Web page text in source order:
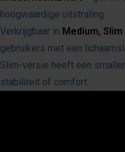
hoogwaardige uitstraling.
Verkrijgbaar in Medium, Slim
gebruikers met een
Slim-versie heeft een
stabiliteit of comfort.